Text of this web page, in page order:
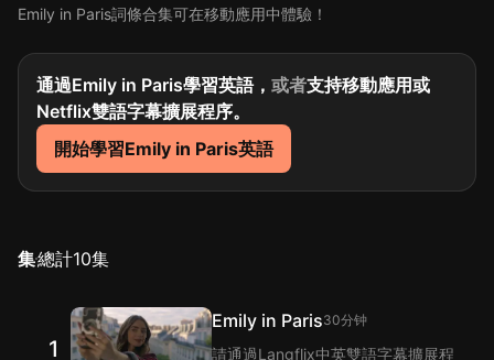
Emily in Paris詞條合集可在移動應用中體驗！
通過Emily in Paris學習英語， 或者支持移動應用或
Netflix雙語字幕擴展程序。
開始學習Emily in Paris英語
集總計10集
1
Emily in Paris30分钟
請通過Langflix中英雙語字幕擴展程